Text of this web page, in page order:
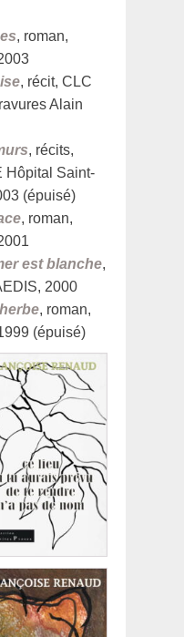
, roman,
, récit, CLC
Alain
, récits,
Hôpital Saint-
(épuisé)
, roman,
est blanche,
2000
, roman,
(épuisé)